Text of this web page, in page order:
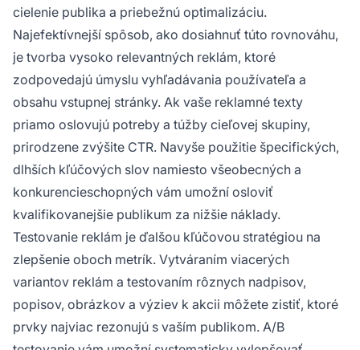
cielenie publika a priebežnú optimalizáciu.
Najefektívnejší spôsob, ako dosiahnuť túto rovnováhu,
je tvorba vysoko relevantných reklám, ktoré
zodpovedajú úmyslu vyhľadávania používateľa a
obsahu vstupnej stránky. Ak vaše reklamné texty
priamo oslovujú potreby a túžby cieľovej skupiny,
prirodzene zvýšite CTR. Navyše použitie špecifických,
dlhších kľúčových slov namiesto všeobecných a
konkurencieschopných vám umožní osloviť
kvalifikovanejšie publikum za nižšie náklady.
Testovanie reklám je ďalšou kľúčovou stratégiou na
zlepšenie oboch metrík. Vytváraním viacerých
variantov reklám a testovaním rôznych nadpisov,
popisov, obrázkov a výziev k akcii môžete zistiť, ktoré
prvky najviac rezonujú s vaším publikom. A/B